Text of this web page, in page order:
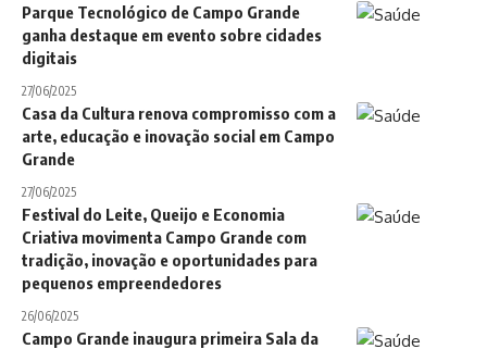
Parque Tecnológico de Campo Grande
ganha destaque em evento sobre cidades
digitais
27/06/2025
Casa da Cultura renova compromisso com a
arte, educação e inovação social em Campo
Grande
27/06/2025
Festival do Leite, Queijo e Economia
Criativa movimenta Campo Grande com
tradição, inovação e oportunidades para
pequenos empreendedores
26/06/2025
Campo Grande inaugura primeira Sala da